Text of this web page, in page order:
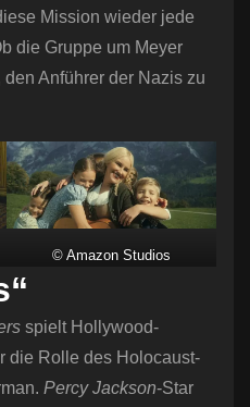
Mission wieder jede
die Gruppe um Meyer
Anführer der Nazis zu
© Amazon Studios
spielt Hollywood-
die Rolle des Holocaust-
Percy Jackson-Star